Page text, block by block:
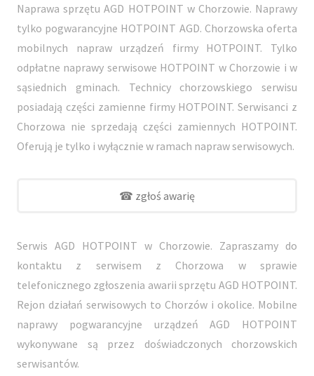
Naprawa sprzętu AGD HOTPOINT w Chorzowie. Naprawy
tylko pogwarancyjne HOTPOINT AGD. Chorzowska oferta
mobilnych napraw urządzeń firmy HOTPOINT. Tylko
odpłatne naprawy serwisowe HOTPOINT w Chorzowie i w
sąsiednich gminach. Technicy chorzowskiego serwisu
posiadają części zamienne firmy HOTPOINT. Serwisanci z
Chorzowa nie sprzedają części zamiennych HOTPOINT.
Oferują je tylko i wyłącznie w ramach napraw serwisowych.
☎ zgłoś awarię
Serwis AGD HOTPOINT w Chorzowie. Zapraszamy do
kontaktu z serwisem z Chorzowa w sprawie
telefonicznego zgłoszenia awarii sprzętu AGD HOTPOINT.
Rejon działań serwisowych to Chorzów i okolice. Mobilne
naprawy pogwarancyjne urządzeń AGD HOTPOINT
wykonywane są przez doświadczonych chorzowskich
serwisantów.